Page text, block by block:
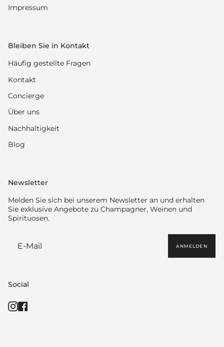
Impressum
Bleiben Sie in Kontakt
Häufig gestellte Fragen
Kontakt
Concierge
Über uns
Nachhaltigkeit
Blog
Newsletter
Melden Sie sich bei unserem Newsletter an und erhalten
Sie exklusive Angebote zu Champagner, Weinen und
Spirituosen.
ANMELDEN
Social
Instagram